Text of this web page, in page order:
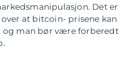
Det er
at bitcoin- prisene kan
og man bør være forberedt